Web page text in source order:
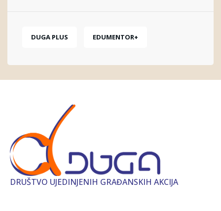
DUGA PLUS EDUMENTOR+
DRUŠTVO UJEDINJENIH GRAĐANSKIH AKCIJA